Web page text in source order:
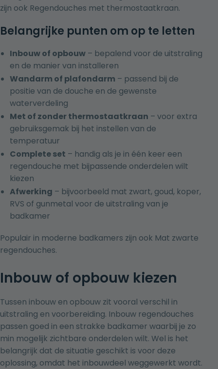
zijn ook Regendouches met thermostaatkraan.
Belangrijke punten om op te letten
Inbouw of opbouw – bepalend voor de uitstraling
en de manier van installeren
Wandarm of plafondarm – passend bij de
positie van de douche en de gewenste
waterverdeling
Met of zonder thermostaatkraan – voor extra
gebruiksgemak bij het instellen van de
temperatuur
Complete set – handig als je in één keer een
regendouche met bijpassende onderdelen wilt
kiezen
Afwerking – bijvoorbeeld mat zwart, goud, koper,
RVS of gunmetal voor de uitstraling van je
badkamer
Populair in moderne badkamers zijn ook Mat zwarte
regendouches.
Inbouw of opbouw kiezen
Tussen inbouw en opbouw zit vooral verschil in
uitstraling en voorbereiding. Inbouw regendouches
passen goed in een strakke badkamer waarbij je zo
min mogelijk zichtbare onderdelen wilt. Wel is het
belangrijk dat de situatie geschikt is voor deze
oplossing, omdat het inbouwdeel weggewerkt wordt.